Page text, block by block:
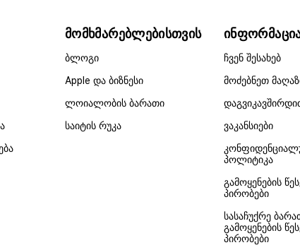
მომხმარებლებისთვის
ბლოგი
Apple და ბიზნესი
ლოიალობის ბარათი
საიტის რუკა
ჩვენ შესახებ
მოძებნეთ
ვაკანსიები
პოლიტიკა
გამოყენების
პირობები
სასაჩუქრე
გამოყენების
პირობები